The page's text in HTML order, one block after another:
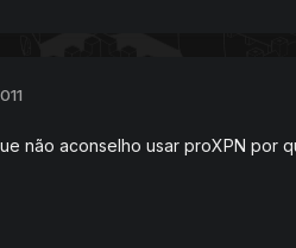
não aconselho usar proXPN por